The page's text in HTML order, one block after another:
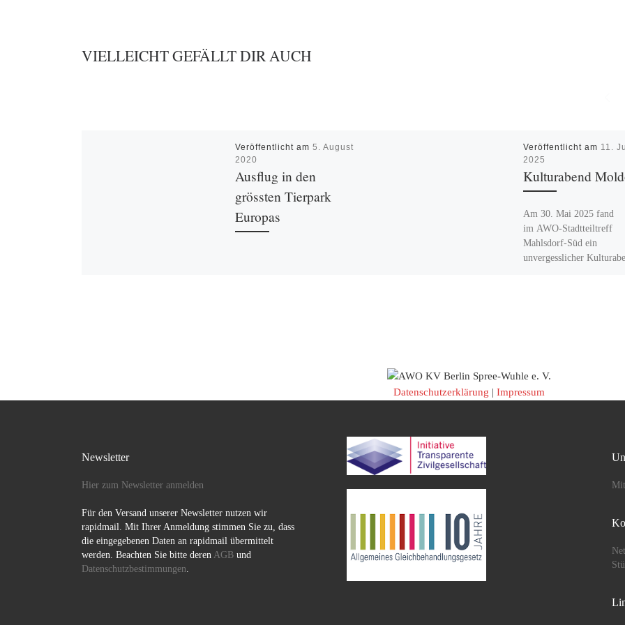
VIELLEICHT GEFÄLLT DIR AUCH
Veröffentlicht am5. August
2020
Ausflug in den
grössten Tierpark
Europas
Veröffentlicht am 11.
2025
Kulturabend
Am 30. Mai 2025 fand
im AWO-Stadtteiltreff
Mahlsdorf-Süd ein
unvergesslicher
Datenschutzerklärung | Impressum
Newsletter
Hier zum Newsletter anmelden
Für den Versand unserer Newsletter nutzen wir
rapidmail. Mit Ihrer Anmeldung stimmen Sie zu, dass
die eingegebenen Daten an rapidmail übermittelt
werden. Beachten Sie bitte deren AGB und
Datenschutzbestimmungen.